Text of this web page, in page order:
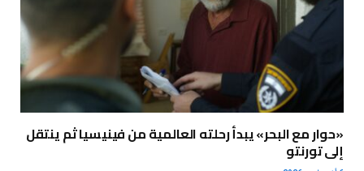
«حوار مع البحر» يبدأ رحلته العالمية من فينيسيا ثم ينتقل
إلى تورنتو